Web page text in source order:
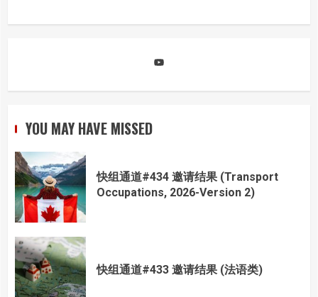
YOU MAY HAVE MISSED
快组通道#434 邀请结果 (Transport
Occupations, 2026-Version 2)
快组通道#433 邀请结果 (法语类)